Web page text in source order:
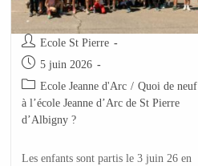
Ecole St Pierre
5 juin 2026
Ecole Jeanne d'Arc / Quoi de neuf
à l’école Jeanne d’Arc de St Pierre
d’Albigny ?
Les enfants sont partis le 3 juin 26 en